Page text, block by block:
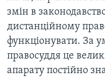
змін в
дистанційному
функціонувати. За
правосуддя це
апарату постійно